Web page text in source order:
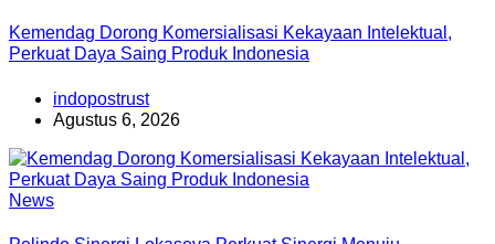
Kemendag Dorong Komersialisasi Kekayaan Intelektual,
Perkuat Daya Saing Produk Indonesia
indopostrust
Agustus 6, 2026
News